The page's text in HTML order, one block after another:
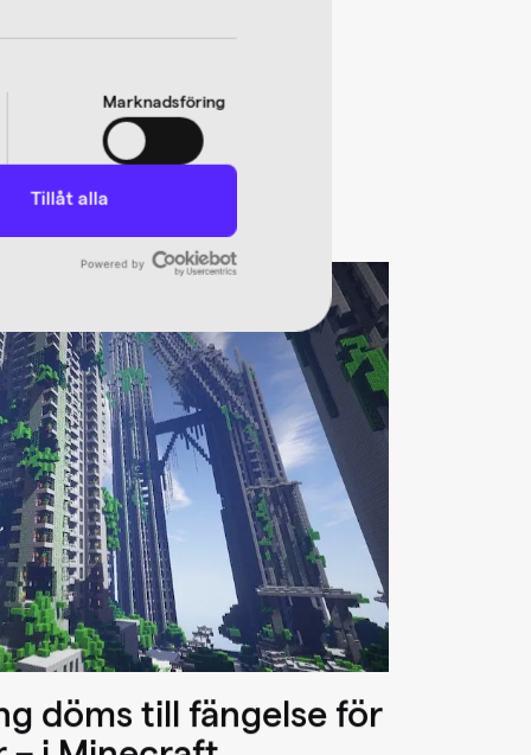
Marknadsföring
Tillåt alla
döms till fängelse för